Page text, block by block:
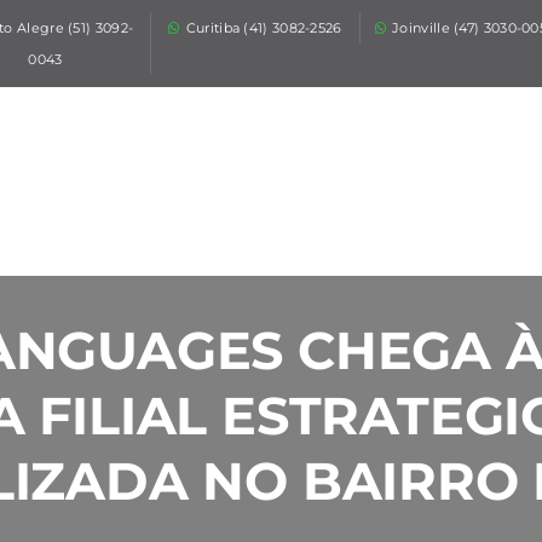
Alegre (51) 3092-
0043
Curitiba (41) 3082-2526 Joinville (47) 3030-
CHEGA
FILIAL
NO BAIRRO
HOME
QUEM SOMOS
BLOG
FALE CONOSCO
ORÇAMENTO